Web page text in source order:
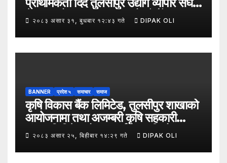
नेपाल उद्योग व्यापार महासंघको पाँचौँ स्थापना
दिवसको अवसर पारेर तुलसीपुर
उपमहानगरपालिका–५, गैरापातु स्थित श्री
जनश्रमिक आ बि विद्यालयका विद्यार्थीहरूलाई
२०८३ असार ३१, बुधबार १२:४३ गते DIPAK OLI
BANNER प्रदेश ५ समाचार समाज
कृषि विकास बैंक लिमिटेड, तुलसीपुर शाखाको
आयोजनामा तथा अजम्बरी कृषि सहकारी
संस्था लिमिटेडको सहकार्यमा “कृषिको
समावेशी रूपान्तरणका लागि मूल्य शृङ्खला
(VITA) कार्यक्रम अन्तर्गत तरकारी उत्पादक
२०८३ असार २५, बिहीबार १४:२९ गते DIPAK OLI